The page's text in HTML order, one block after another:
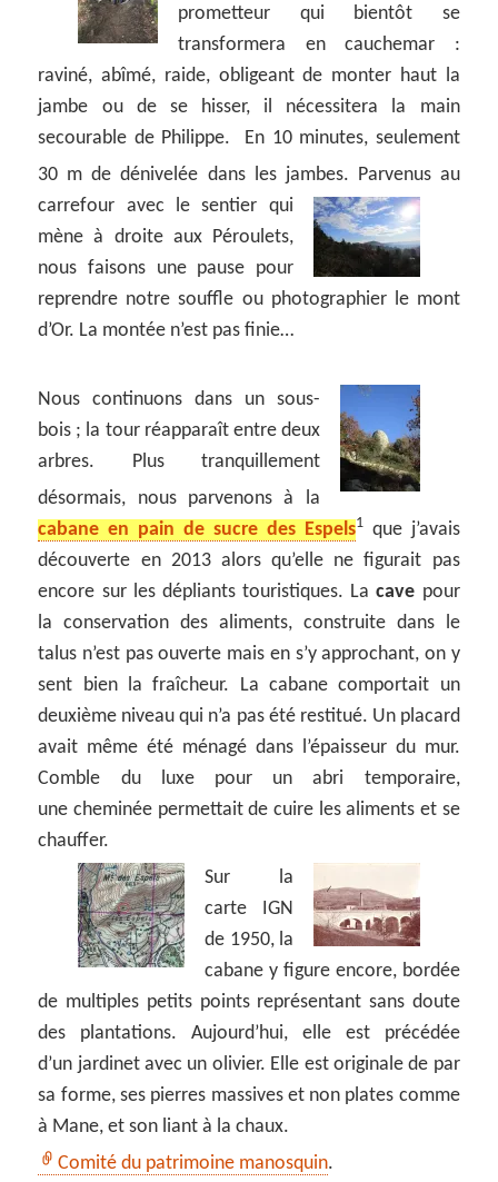
prometteur qui bientôt se
transformera en cauchemar :
raviné, abîmé, raide, obligeant de monter haut la
jambe ou de se hisser, il nécessitera la main
secourable de Philippe. En 10 minutes, seulement
30 m de dénivelée dans les jambes. Parvenus au
carrefour avec le sentier qui
mène à droite aux Péroulets,
nous faisons une pause pour
reprendre notre souffle ou photographier le mont
d’Or. La montée n’est pas finie…
Nous continuons dans un sous-
bois ; la tour réapparaît entre deux
arbres. Plus tranquillement
désormais, nous parvenons à la
cabane en pain de sucre des Espels1que j’avais
découverte en 2013 alors qu’elle ne figurait pas
encore sur les dépliants touristiques. Lacave pour
la conservation des aliments, construite dans le
talus n’est pas ouverte mais en s’y approchant, on y
sent bien la fraîcheur. La cabane comportait un
deuxième niveau qui n’a pas été restitué. Un placard
avait même été ménagé dans l’épaisseur du mur.
Comble du luxe pour un abri temporaire,
une cheminée permettait de cuire les aliments et se
chauffer.
Sur la
carte IGN
de 1950, la
cabane y figure encore, bordée
de multiples petits points représentant sans doute
des plantations. Aujourd’hui, elle est précédée
d’un jardinet avec un olivier. Elle est originale de par
sa forme, ses pierres massives et non plates comme
à Mane, et son liant à la chaux.
Comité du patrimoine manosquin.